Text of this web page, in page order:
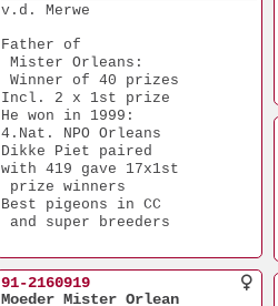
v.d. Merwe
Father of
Mister Orleans:
Winner of 40 prizes
Incl. 2 x 1st prize
He won in 1999:
4.Nat. NPO Orleans
Dikke Piet paired
with 419 gave 17x1st
prize winners
Best pigeons in CC
and super breeders
91-2160919
Moeder Mister Orlean